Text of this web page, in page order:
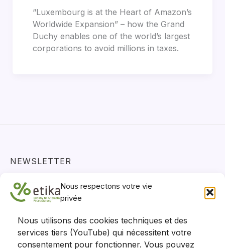
Nous respectons votre vie
privée
Nous utilisons des cookies techniques et des
services tiers (YouTube) qui nécessitent votre
consentement pour fonctionner. Vous pouvez
“Luxembourg is at the Heart of Amazon’s
Worldwide Expansion” – how the Grand
Duchy enables one of the world’s largest
corporations to avoid millions in taxes.
NEWSLETTER
S'abonner